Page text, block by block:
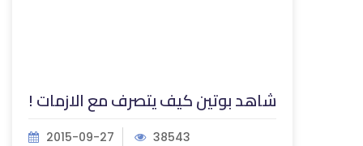
شاهد بوتين كيف يتصرف مع الازمات !
2015-09-27 38543